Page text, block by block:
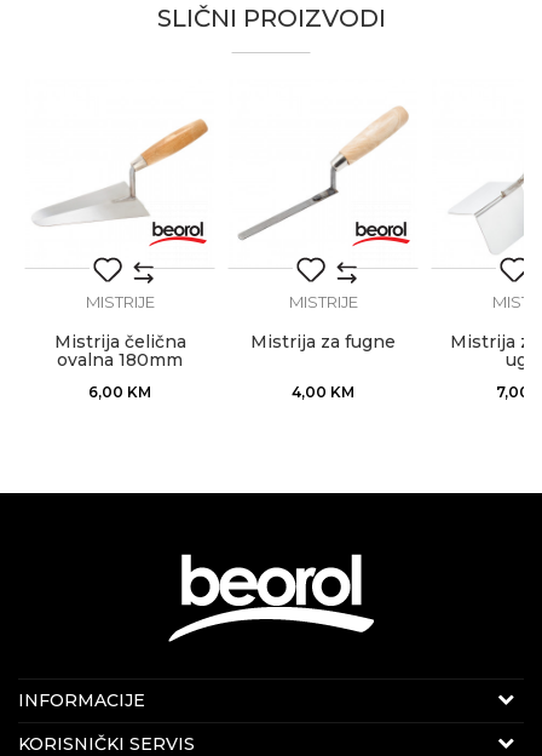
Beorol
ø180mm
Fasaderi, Gipsari, Izolateri,
Kamenoresci, Keramičari, Moleri i
farbari, Vodoinstalateri, Zidari
POŠALJI
SLIČNI PROIZVODI
MISTRIJE
Mistrija čelična
ovalna 180mm
6,00 KM
MISTRIJE
Mistrija za fugne
4,00 KM
Mistrija
7,00
Internet prodaja
E-mail: beorolshop@beorol.ba
Telefon:066 714 037
INFORMACIJE
O nama
KORISNIČKI SERVIS